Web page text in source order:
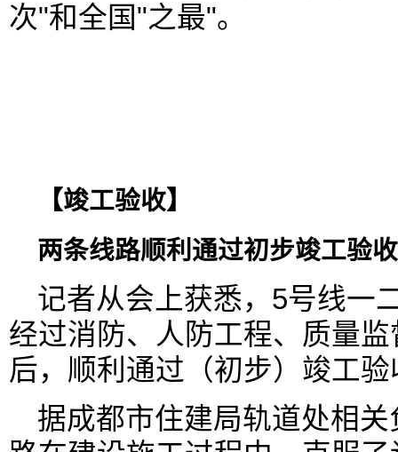
次"和全国"之最"。
【竣工验收】
两条线路顺利通过初步竣工验收
记者从会上获悉，5号线一
经过消防、人防工程、质量
后，顺利通过（初步）竣工验
据成都市住建局轨道处相